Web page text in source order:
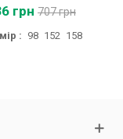
грн 707 грн
: 98 152 158